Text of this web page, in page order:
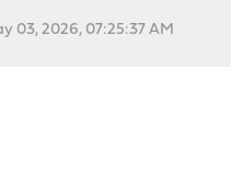
03, 2026, 07:25:37 AM